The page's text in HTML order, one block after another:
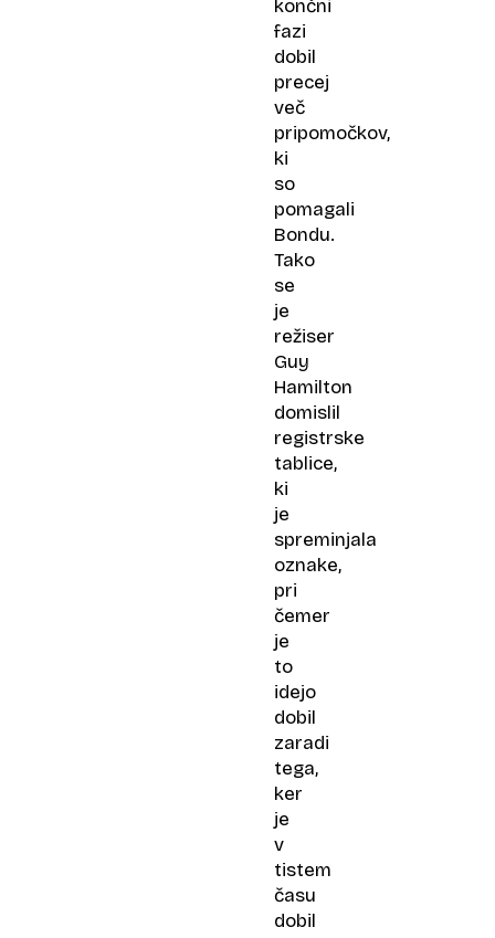
končni
fazi
dobil
precej
več
pripomočkov,
ki
so
pomagali
Bondu.
Tako
se
je
režiser
Guy
Hamilton
domislil
registrske
tablice,
ki
je
spreminjala
oznake,
pri
čemer
je
to
idejo
dobil
zaradi
tega,
ker
je
v
tistem
času
dobil